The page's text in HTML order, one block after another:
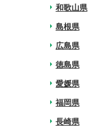
和歌山県
arrow_right
島根県
arrow_right
広島県
arrow_right
徳島県
arrow_right
愛媛県
arrow_right
福岡県
arrow_right
長崎県
arrow_right